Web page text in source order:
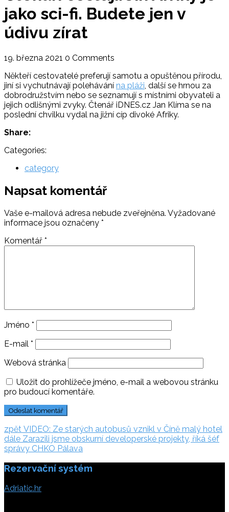
jako sci-fi. Budete jen v
údivu zírat
19. března 2021 0 Comments
Někteří cestovatelé preferují samotu a opuštěnou přírodu,
jiní si vychutnávají polehávání na pláži, další se hrnou za
dobrodružstvím nebo se seznamují s místními obyvateli a
jejich odlišnými zvyky. Čtenář iDNES.cz Jan Klíma se na
poslední chvilku vydal na jižní cíp divoké Afriky.
Share:
Categories:
category
Napsat komentář
Vaše e-mailová adresa nebude zveřejněna. Vyžadované
informace jsou označeny *
Komentář *
Jméno *
E-mail *
Webová stránka
Uložit do prohlížeče jméno, e-mail a webovou stránku
pro budoucí komentáře.
Navigace
pro
příspěvek
zpět zpět:
VIDEO: Ze starých autobusů vznikl v Číně malý hotel
dále dále:
Zarazili jsme obskurní developerské projekty, říká šéf
správy CHKO Pálava
Rezervační systém
Adriatic.hr